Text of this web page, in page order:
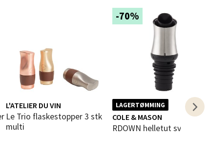
L'ATELIER DU VIN
Le Trio flaskestopper 3 stk
multi
-70%
LAGERTØMMING
COLE & MASON
RDOWN helletut svart